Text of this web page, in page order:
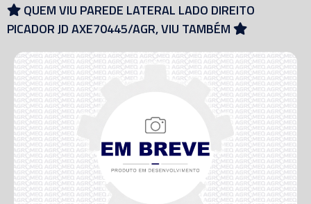
QUEM VIU PAREDE LATERAL LADO DIREITO
PICADOR JD AXE70445/AGR, VIU TAMBÉM